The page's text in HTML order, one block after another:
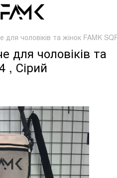
для чоловіків та жінок FAMK
для чоловіків та
, Сірий